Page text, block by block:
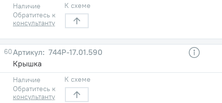
Наличие
Обратитесь к
консультанту
К схеме
60
744Р-17.01.590
Крышка
Наличие
Обратитесь к
консультанту
К схеме